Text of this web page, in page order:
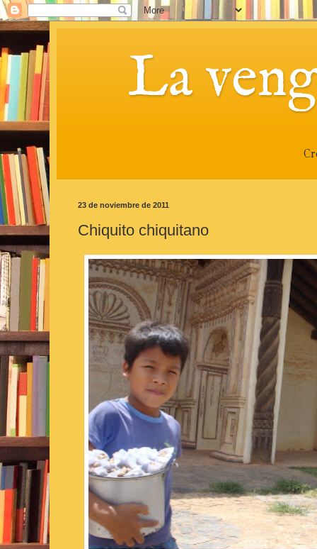
La
23 de noviembre de 2011
Chiquito chiquitano